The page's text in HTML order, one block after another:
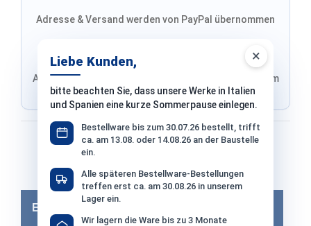
×
Liebe Kunden,
bitte beachten Sie, dass unsere Werke in Italien
und Spanien eine kurze Sommerpause einlegen.
Bestellware bis zum 30.07.26 bestellt, trifft
ca. am 13.08. oder 14.08.26 an der Baustelle
ein.
Alle späteren Bestellware-Bestellungen
treffen erst ca. am 30.08.26 in unserem
Lager ein.
Wir lagern die Ware bis zu 3 Monate
Adresse & Versand werden von PayPal übernommen
Adresse von Klarna, Versand wird im finalen Schritt im
Shop ausgewählt
Bezahlen mit
Bei Bezahlung per Vorkasse −2% Skonto
Eigenschaften